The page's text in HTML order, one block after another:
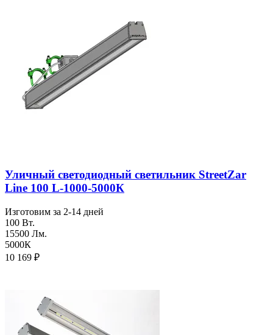
Уличный светодиодный светильник StreetZar
Line 100 L-1000-5000К
Изготовим за 2-14 дней
100 Вт.
15500 Лм.
5000К
10 169 ₽